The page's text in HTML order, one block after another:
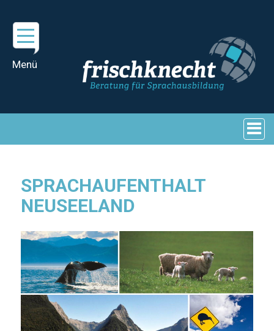
SPRACHAUFENTHALT
NEUSEELAND